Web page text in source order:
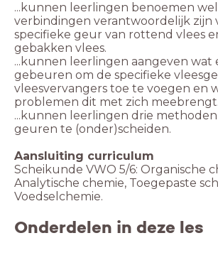
...kunnen leerlingen benoemen
verbindingen verantwoordelijk zijn
specifieke geur van rottend vlees
gebakken vlees.
...kunnen leerlingen aangeven wat
gebeuren om de specifieke
vleesvervangers toe te voegen en
problemen dit met zich meebrengt.
...kunnen leerlingen drie
geuren te (onder)scheiden.
Aansluiting curriculum
Scheikunde VWO 5/6: Organische
Analytische chemie, Toegepaste
Voedselchemie.
Onderdelen in deze les